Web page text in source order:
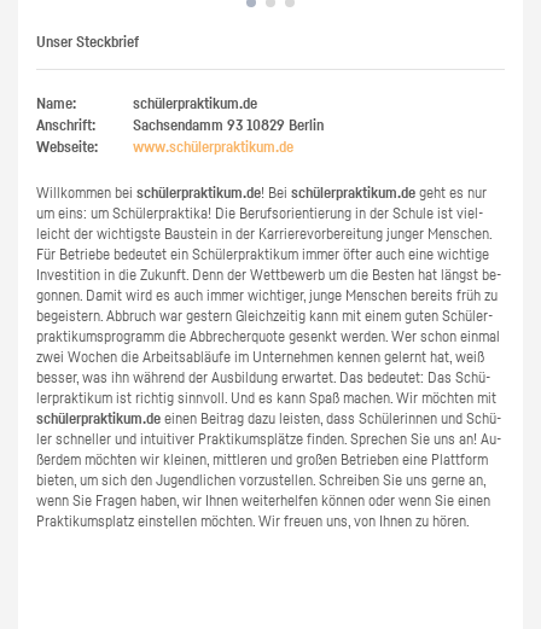
Unser Steckbrief
Name:
schülerpraktikum.de
Anschrift:
Sachsendamm 93 10829 Berlin
Webseite:
www.​schüler​prak​tiku​m.​de
Will­kom­men bei schü­ler­prak­ti­kum.de! Bei schü­ler­prak­ti­kum.de geht es nur
um eins: um Schü­ler­prak­ti­ka! Die Be­rufs­ori­en­tie­rung in der Schu­le ist viel­
leicht der wich­tigs­te Bau­stein in der Kar­rie­re­vor­be­rei­tung jun­ger Men­schen.
Für Be­trie­be be­deu­tet ein Schü­ler­prak­ti­kum immer öfter auch eine wich­ti­ge
In­ves­ti­ti­on in die Zu­kunft. Denn der Wett­be­werb um die Bes­ten hat längst be­
gon­nen. Damit wird es auch immer wich­ti­ger, junge Men­schen be­reits früh zu
be­geis­tern. Ab­bruch war ges­tern Gleich­zei­tig kann mit einem guten Schü­ler­
prak­ti­kums­pro­gramm die Ab­bre­cher­quo­te ge­senkt wer­den. Wer schon ein­mal
zwei Wo­chen die Ar­beits­ab­läu­fe im Un­ter­neh­men ken­nen ge­lernt hat, weiß
bes­ser, was ihn wäh­rend der Aus­bil­dung er­war­tet. Das be­deu­tet: Das Schü­
ler­prak­ti­kum ist rich­tig sinn­voll. Und es kann Spaß ma­chen. Wir möch­ten mit
schü­ler­prak­ti­kum.de einen Bei­trag dazu leis­ten, dass Schü­le­rin­nen und Schü­
ler schnel­ler und in­tui­ti­ver Prak­ti­kums­plät­ze fin­den. Spre­chen Sie uns an! Au­
ßer­dem möch­ten wir klei­nen, mitt­le­ren und gro­ßen Be­trie­ben eine Platt­form
bie­ten, um sich den Ju­gend­li­chen vor­zu­stel­len. Schrei­ben Sie uns gerne an,
wenn Sie Fra­gen haben, wir Ihnen wei­ter­hel­fen kön­nen oder wenn Sie einen
Prak­ti­kums­platz ein­stel­len möch­ten. Wir freu­en uns, von Ihnen zu hören.